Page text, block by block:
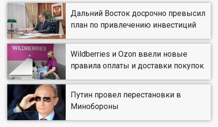
Дальний Восток досрочно превысил
план по привлечению инвестиций
Wildberries и Ozon ввели новые
правила оплаты и доставки покупок
Путин провел перестановки в
Минобороны